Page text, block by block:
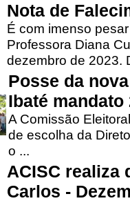
Nota de
É com imenso
Professora Diana
dezembro de 2023.
Posse da
Ibaté mandato
A Comissão
de escolha da
o ...
ACISC realiza
Carlos -